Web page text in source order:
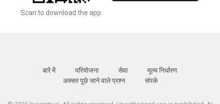
Scan to download the app
बारे में परियोजना सेवा
मूल्य निर्धारण
अक्सर पूछे जाने वाले प्रश्न
संपर्क